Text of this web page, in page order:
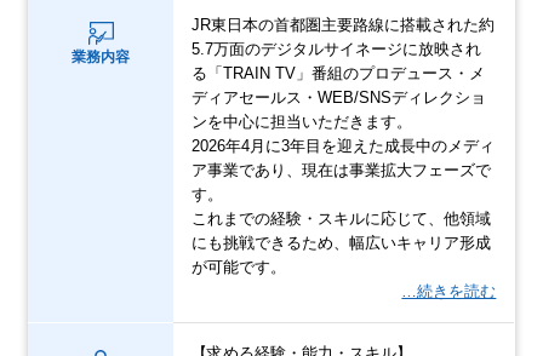
業務内容
JR東日本の首都圏主要路線に搭載された約
5.7万面のデジタルサイネージに放映され
る「TRAIN TV」番組のプロデュース・メ
ディアセールス・WEB/SNSディレクショ
ンを中心に担当いただきます。
2026年4月に3年目を迎えた成長中のメディ
ア事業であり、現在は事業拡大フェーズで
す。
これまでの経験・スキルに応じて、他領域
にも挑戦できるため、幅広いキャリア形成
が可能です。
…続きを読む